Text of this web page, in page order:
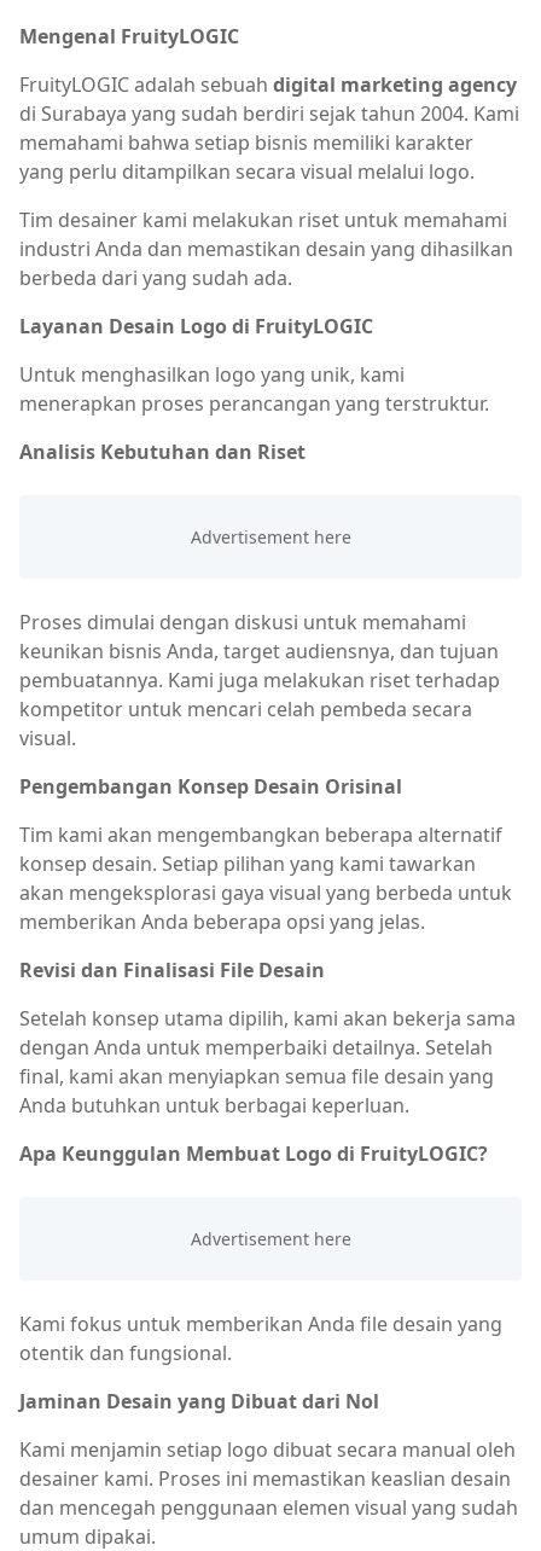
Mengenal FruityLOGIC
FruityLOGIC adalah sebuah digital marketing agency
di Surabaya yang sudah berdiri sejak tahun 2004. Kami
memahami bahwa setiap bisnis memiliki karakter
yang perlu ditampilkan secara visual melalui logo.
Tim desainer kami melakukan riset untuk memahami
industri Anda dan memastikan desain yang dihasilkan
berbeda dari yang sudah ada.
Layanan Desain Logo di FruityLOGIC
Untuk menghasilkan logo yang unik, kami
menerapkan proses perancangan yang terstruktur.
Analisis Kebutuhan dan Riset
Proses dimulai dengan diskusi untuk memahami
keunikan bisnis Anda, target audiensnya, dan tujuan
pembuatannya. Kami juga melakukan riset terhadap
kompetitor untuk mencari celah pembeda secara
visual.
Pengembangan Konsep Desain Orisinal
Tim kami akan mengembangkan beberapa alternatif
konsep desain. Setiap pilihan yang kami tawarkan
akan mengeksplorasi gaya visual yang berbeda untuk
memberikan Anda beberapa opsi yang jelas.
Revisi dan Finalisasi File Desain
Setelah konsep utama dipilih, kami akan bekerja sama
dengan Anda untuk memperbaiki detailnya. Setelah
final, kami akan menyiapkan semua file desain yang
Anda butuhkan untuk berbagai keperluan.
Apa Keunggulan Membuat Logo di FruityLOGIC?
Kami fokus untuk memberikan Anda file desain yang
otentik dan fungsional.
Jaminan Desain yang Dibuat dari Nol
Kami menjamin setiap logo dibuat secara manual oleh
desainer kami. Proses ini memastikan keaslian desain
dan mencegah penggunaan elemen visual yang sudah
umum dipakai.